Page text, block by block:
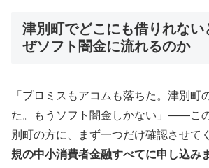
津別町でどこにも借りれない
ぜソフト闇金に流れるのか
「プロミスもアコムも落ちた。津別町
た。もうソフト闇金しかない」——こ
別町の方に、まず一つだけ確認させて
規の中小消費者金融すべてに申し込み